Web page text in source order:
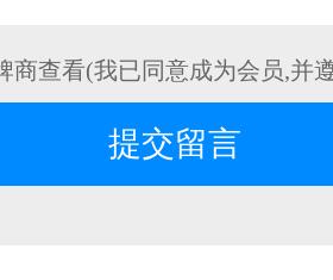
商查看(我已同意成为会员,并